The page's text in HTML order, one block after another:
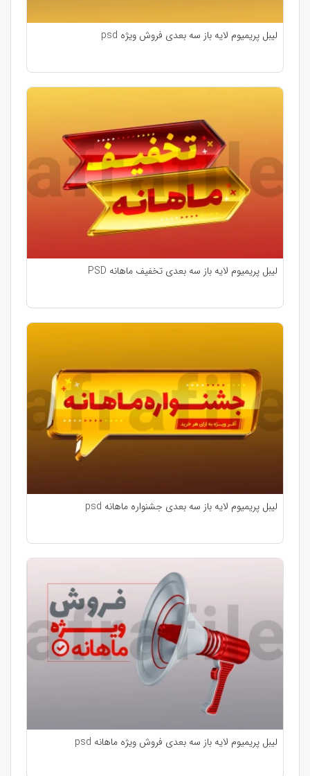
لیبل پریمیوم لایه باز سه بعدی فروش ویژه psd
لیبل پریمیوم لایه باز سه بعدی تخفیف ماهانه PSD
لیبل پریمیوم لایه باز سه بعدی جشنواره ماهانه psd
لیبل پریمیوم لایه باز سه بعدی فروش ویژه ماهانه psd